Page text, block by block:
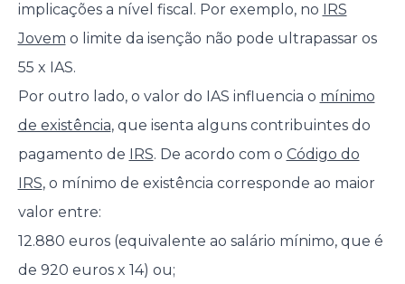
implicações a nível fiscal. Por exemplo, no
IRS
Jovem o limite da isenção não pode ultrapassar os
55 x IAS.
Por outro lado, o valor do IAS influencia o mínimo
de existência, que isenta alguns contribuintes do
pagamento de
IRS. De acordo com o Código do
IRS, o mínimo de existência corresponde ao maior
valor entre:
12.880 euros (equivalente ao salário mínimo, que é
de 920 euros x 14) ou;